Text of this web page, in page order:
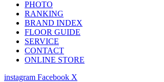
PHOTO
RANKING
BRAND INDEX
FLOOR GUIDE
SERVICE
CONTACT
ONLINE STORE
instagram Facebook X